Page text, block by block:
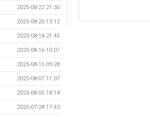
2025-08-22 21:30
2025-08-20 13:12
2025-08-18 21:45
2025-08-16 10:07
2025-08-15 09:28
2025-08-07 11:07
2025-08-05 18:18
2025-07-28 17:43